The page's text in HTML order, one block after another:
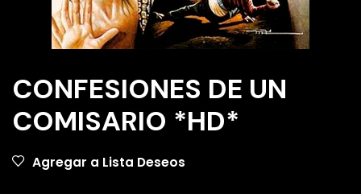
CONFESIONES DE UN
COMISARIO *HD*
Agregar a Lista Deseos